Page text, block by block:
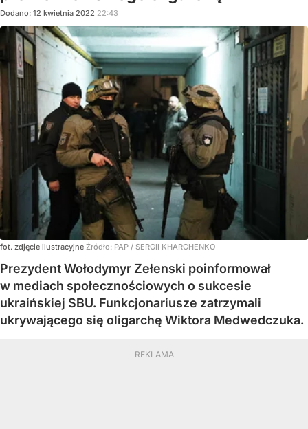
Dodano: 12 kwietnia 2022 22:43
fot. zdjęcie ilustracyjne Źródło: PAP / SERGII KHARCHENKO
Prezydent Wołodymyr Zełenski poinformował
w mediach społecznościowych o sukcesie
ukraińskiej SBU. Funkcjonariusze zatrzymali
ukrywającego się oligarchę Wiktora Medwedczuka.